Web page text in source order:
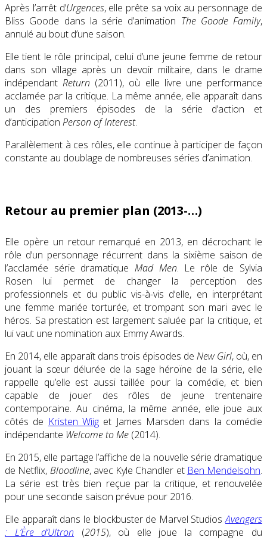
Après l’arrêt d’Urgences, elle prête sa voix au personnage de
Bliss Goode dans la série d’animation The Goode Family,
annulé au bout d’une saison.
Elle tient le rôle principal, celui d’une jeune femme de retour
dans son village après un devoir militaire, dans le drame
indépendantReturn (2011), où elle livre une performance
acclamée par la critique. La même année, elle apparaît dans
un des premiers épisodes de la série d’action et
d’anticipation Person of Interest.
Parallèlement à ces rôles, elle continue à participer de façon
constante au doublage de nombreuses séries d’animation.
Retour au premier plan (2013-…)
Elle opère un retour remarqué en 2013, en décrochant le
rôle d’un personnage récurrent dans la sixième saison de
l’acclamée série dramatique Mad Men. Le rôle de Sylvia
Rosen lui permet de changer la perception des
professionnels et du public vis-à-vis d’elle, en interprétant
une femme mariée torturée, et trompant son mari avec le
héros. Sa prestation est largement saluée par la critique, et
lui vaut une nomination aux Emmy Awards.
En 2014, elle apparaît dans trois épisodes de New Girl, où, en
jouant la sœur délurée de la sage héroïne de la série, elle
rappelle qu’elle est aussi taillée pour la comédie, et bien
capable de jouer des rôles de jeune trentenaire
contemporaine. Au cinéma, la même année, elle joue aux
côtés de Kristen Wiig et James Marsden dans la comédie
indépendante Welcome to Me (2014).
En 2015, elle partage l’affiche de la nouvelle série dramatique
de Netflix, Bloodline, avec Kyle Chandler et Ben Mendelsohn.
La série est très bien reçue par la critique, et renouvelée
pour une seconde saison prévue pour 2016.
Elle apparaît dans le blockbuster de Marvel StudiosAvengers
: L’Ère d’Ultron (2015), où elle joue la compagne du